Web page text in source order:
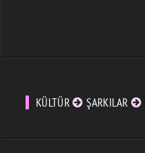
KÜLTÜR ŞARKILAR